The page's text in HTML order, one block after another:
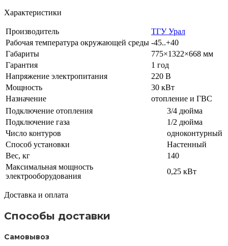
Характеристики
Производитель
ТГУ Урал
Рабочая температура окружающей среды -45..+40
Габариты
775×1322×668 мм
Гарантия
1 год
Напряжение электропитания
220 В
Мощность
30 кВт
Назначение
отопление и ГВС
Подключение отопления
3/4 дюйма
Подключение газа
1/2 дюйма
Число контуров
одноконтурный
Способ установки
Настенный
Вес, кг
140
Максимальная мощность
электрооборудования
0,25 кВт
Доставка и оплата
Способы доставки
Самовывоз